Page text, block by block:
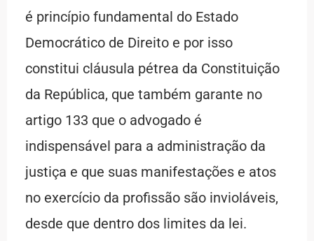
é princípio fundamental do Estado
Democrático de Direito e por isso
constitui cláusula pétrea da Constituição
da República, que também garante no
artigo 133 que o advogado é
indispensável para a administração da
justiça e que suas manifestações e atos
no exercício da profissão são invioláveis,
desde que dentro dos limites da lei.